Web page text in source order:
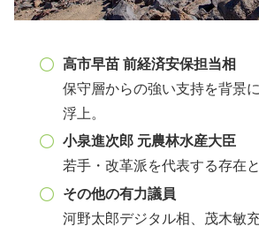
高市早苗 前経済安保担当相
保守層からの強い支持を背景
浮上。
小泉進次郎 元農林水産大臣
若手・改革派を代表する存在
その他の有力議員
河野太郎デジタル相、茂木敏